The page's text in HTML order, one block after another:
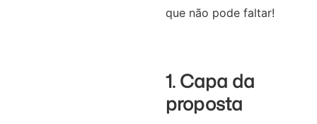
que não pode faltar!
1. Capa da
proposta